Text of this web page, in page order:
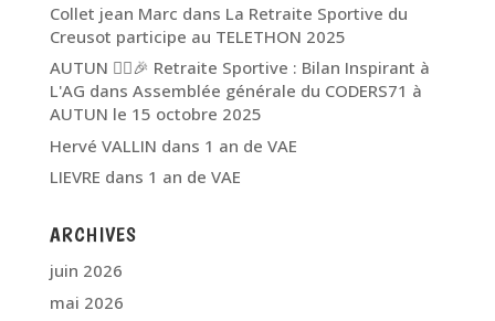
Collet jean Marc dans La Retraite Sportive du
Creusot participe au TELETHON 2025
AUTUN 🏃‍♂️🎉 Retraite Sportive : Bilan Inspirant à
L'AG dans Assemblée générale du CODERS71 à
AUTUN le 15 octobre 2025
Hervé VALLIN dans 1 an de VAE
LIEVRE dans 1 an de VAE
ARCHIVES
juin 2026
mai 2026